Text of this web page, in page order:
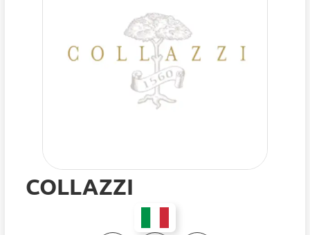
COLLAZZI